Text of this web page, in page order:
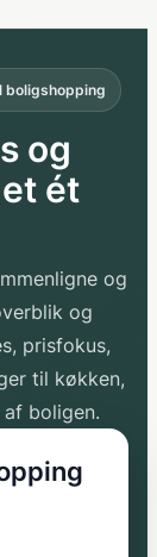
boligshopping
og
ét
og
og
prisfokus,
til køkken,
boligen.